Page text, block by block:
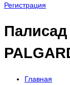
Регистрация
Главная